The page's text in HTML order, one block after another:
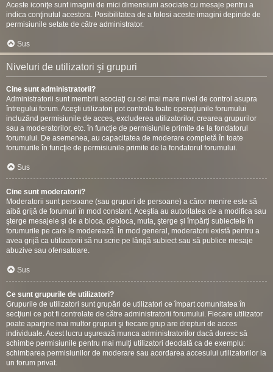
Aceste iconiţe sunt imagini de mici dimensiuni asociate cu mesaje pentru a
indica conţinutul acestora. Posibilitatea de a folosi aceste imagini depinde de
permisiunile setate de către administrator.
Sus
Niveluri de utilizatori şi grupuri
Cine sunt administratorii?
Administratorii sunt membrii asociaţi cu cel mai mare nivel de control asupra
întregului forum. Aceşti utilizatori pot controla toate operaţiunile forumului
incluzând permisiunile de acces, excluderea utilizatorilor, crearea grupurilor
sau a moderatorilor, etc. în funcţie de permisiunile primite de la fondatorul
forumului. De asemenea, au capacitatea de moderare completă în toate
forumurile în funcţie de permisiunile primite de la fondatorul forumului.
Sus
Cine sunt moderatorii?
Moderatorii sunt persoane (sau grupuri de persoane) a căror menire este să
aibă grijă de forumuri în mod constant. Aceştia au autoritatea de a modifica sau
şterge mesajele şi de a bloca, debloca, muta, şterge şi împărţi subiectele în
forumurile pe care le moderează. În mod general, moderatorii există pentru a
avea grijă ca utilizatorii să nu scrie pe lângă subiect sau să publice mesaje
abuzive sau ofensatoare.
Sus
Ce sunt grupurile de utilizatori?
Grupurile de utilizatori sunt grupări de utilizatori ce împart comunitatea în
secţiuni ce pot fi controlate de către administratorii forumului. Fiecare utilizator
poate aparţine mai multor grupuri şi fiecare grup are drepturi de acces
individuale. Acest lucru uşurează munca administratorilor dacă doresc să
schimbe permisiunile pentru mai mulţi utilizatori deodată ca de exemplu:
schimbarea permisiunilor de moderare sau acordarea accesului utilizatorilor la
un forum privat.